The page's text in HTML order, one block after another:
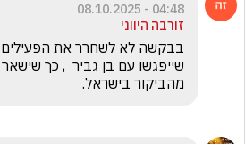
04:48 - 08.10.2025
זורבה היווני
מהביקור בישראל.